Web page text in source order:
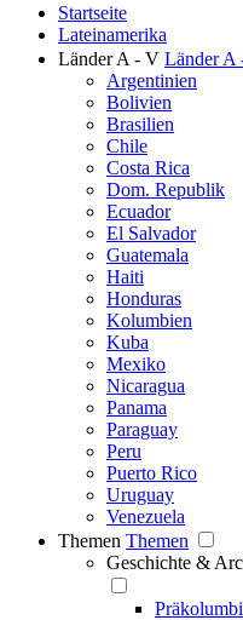
Startseite
Lateinamerika
Länder A - V Länder A
Argentinien
Bolivien
Brasilien
Chile
Costa Rica
Dom. Republik
Ecuador
El Salvador
Guatemala
Haiti
Honduras
Kolumbien
Kuba
Mexiko
Nicaragua
Panama
Paraguay
Peru
Puerto Rico
Uruguay
Venezuela
Themen Themen
Geschichte &